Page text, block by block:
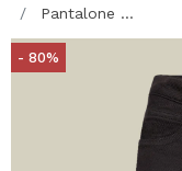
Pantalone ...
- 80%